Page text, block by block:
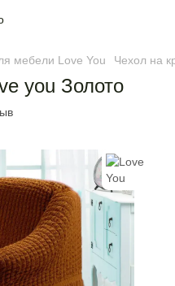
мебели Love You Чехол на
you Золото